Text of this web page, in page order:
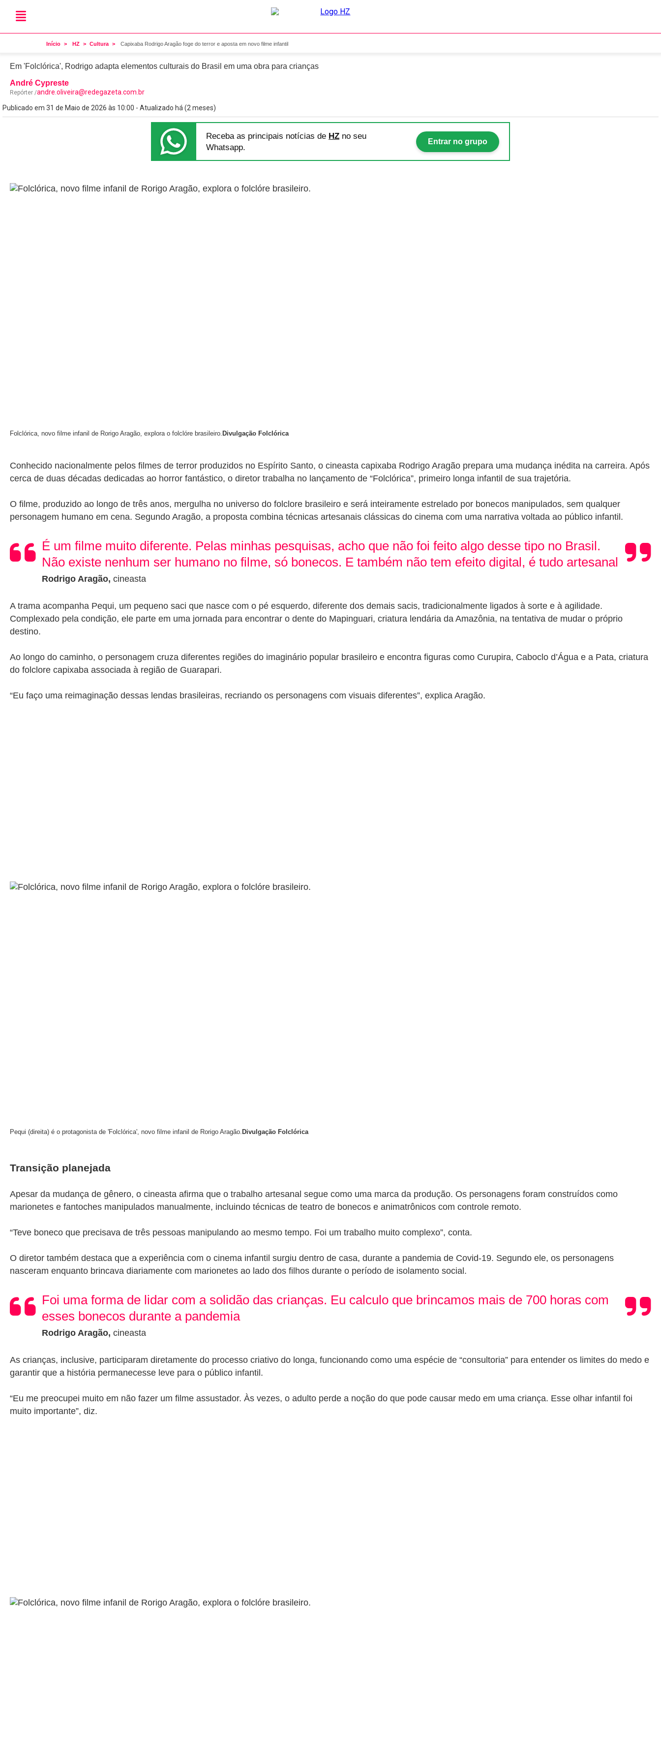
Início HZ Cultura Capixaba Rodrigo Aragão foge do terror e aposta em novo filme infantil
Cinema do ES
Capixaba Rodrigo Aragão foge do terror e aposta em novo filme infantil
Em 'Folclórica', Rodrigo adapta elementos culturais do Brasil em uma obra para crianças
André Cypreste
Repórter /andre.oliveira@redegazeta.com.br
Publicado em 31 de Maio de 2026 às 10:00 - Atualizado há (2 meses)
Receba as principais notícias de HZ no seu
Whatsapp.
Entrar no grupo
Folclórica, novo filme infanil de Rorigo Aragão, explora o folclóre brasileiro. Divulgação Folclórica
Conhecido nacionalmente pelos filmes de terror produzidos no Espírito Santo, o cineasta capixaba Rodrigo Aragão prepara uma mudança inédita na carreira. Após
cerca de duas décadas dedicadas ao horror fantástico, o diretor trabalha no lançamento de “Folclórica”, primeiro longa infantil de sua trajetória.
O filme, produzido ao longo de três anos, mergulha no universo do folclore brasileiro e será inteiramente estrelado por bonecos manipulados, sem qualquer
personagem humano em cena. Segundo Aragão, a proposta combina técnicas artesanais clássicas do cinema com uma narrativa voltada ao público infantil.
É um filme muito diferente. Pelas minhas pesquisas, acho que não foi feito algo desse tipo no Brasil.
Não existe nenhum ser humano no filme, só bonecos. E também não tem efeito digital, é tudo artesanal
Rodrigo Aragão, cineasta
A trama acompanha Pequi, um pequeno saci que nasce com o pé esquerdo, diferente dos demais sacis, tradicionalmente ligados à sorte e à agilidade.
Complexado pela condição, ele parte em uma jornada para encontrar o dente do Mapinguari, criatura lendária da Amazônia, na tentativa de mudar o próprio
destino.
Ao longo do caminho, o personagem cruza diferentes regiões do imaginário popular brasileiro e encontra figuras como Curupira, Caboclo d’Água e a Pata, criatura
do folclore capixaba associada à região de Guarapari.
“Eu faço uma reimaginação dessas lendas brasileiras, recriando os personagens com visuais diferentes”, explica Aragão.
Pequi (direita) é o protagonista de 'Folclórica', novo filme infanil de Rorigo Aragão. Divulgação Folclórica
Transição planejada
Apesar da mudança de gênero, o cineasta afirma que o trabalho artesanal segue como uma marca da produção. Os personagens foram construídos como
marionetes e fantoches manipulados manualmente, incluindo técnicas de teatro de bonecos e animatrônicos com controle remoto.
“Teve boneco que precisava de três pessoas manipulando ao mesmo tempo. Foi um trabalho muito complexo”, conta.
O diretor também destaca que a experiência com o cinema infantil surgiu dentro de casa, durante a pandemia de Covid-19. Segundo ele, os personagens
nasceram enquanto brincava diariamente com marionetes ao lado dos filhos durante o período de isolamento social.
Foi uma forma de lidar com a solidão das crianças. Eu calculo que brincamos mais de 700 horas com
esses bonecos durante a pandemia
Rodrigo Aragão, cineasta
As crianças, inclusive, participaram diretamente do processo criativo do longa, funcionando como uma espécie de “consultoria” para entender os limites do medo e
garantir que a história permanecesse leve para o público infantil.
“Eu me preocupei muito em não fazer um filme assustador. Às vezes, o adulto perde a noção do que pode causar medo em uma criança. Esse olhar infantil foi
muito importante”, diz.